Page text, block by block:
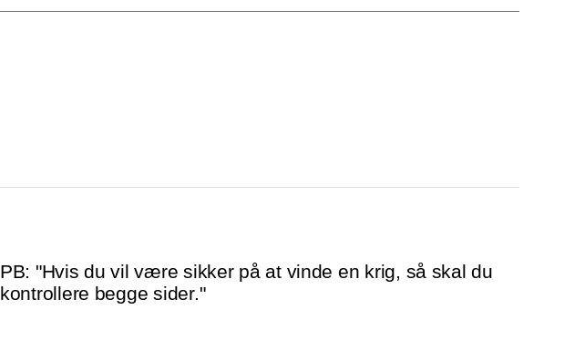
PB: "Hvis du vil være sikker på at vinde en krig, så skal du
kontrollere begge sider."